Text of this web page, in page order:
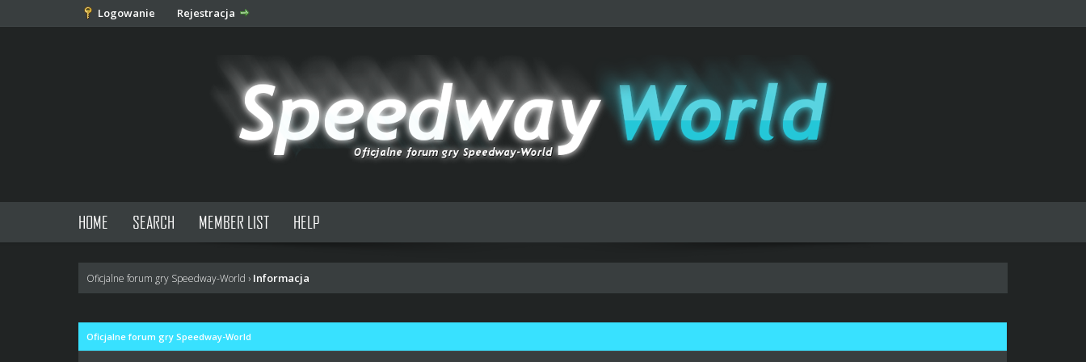
Logowanie Rejestracja
HOME SEARCH MEMBER LIST HELP
Oficjalne forum gry Speedway-World › Informacja
Oficjalne forum gry Speedway-World